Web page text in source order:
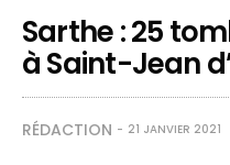
Sarthe : 25
à Saint-Jean
RÉDACTION 21 JANVIER 2021